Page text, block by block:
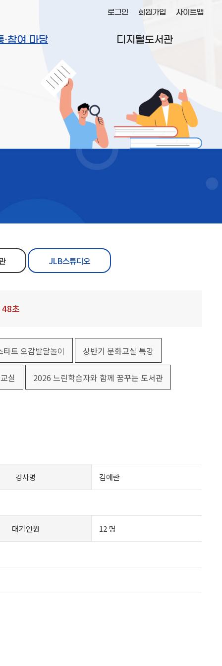
·참여 마당 디지털도서관
로그인 회원가입 사이트맵
JLB스튜디오
49초
트 오감발달놀이 상반기 문화교실 특강
실 2026 느린학습자와 함께 꿈꾸는 도서관
강사명 김애란
대기인원 12 명